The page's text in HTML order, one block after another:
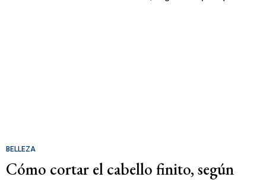
BELLEZA
Cómo cortar el cabello finito, según